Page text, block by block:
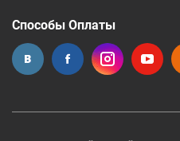
Способы Оплаты